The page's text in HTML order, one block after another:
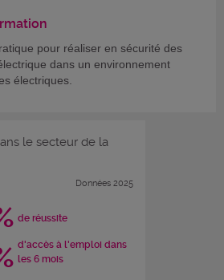
pour réaliser en sécurité des
dans un environnement
électriques.
le secteur de la
Données 2025
de réussite
d'accès à l'emploi dans
les 6 mois